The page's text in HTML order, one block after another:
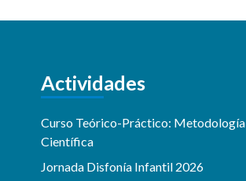
Actividades
Curso Teórico-Práctico: Metodología
Científica
Jornada Disfonía Infantil 2026